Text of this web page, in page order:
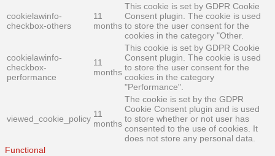
cookielawinfo-
checkbox-others
11
months
This cookie is set by GDPR Cookie
Consent plugin. The cookie is used
to store the user consent for the
cookies in the category "Other.
cookielawinfo-
checkbox-
performance
11
months
This cookie is set by GDPR Cookie
Consent plugin. The cookie is used
to store the user consent for the
cookies in the category
"Performance".
viewed_cookie_policy 11
months
The cookie is set by the GDPR
Cookie Consent plugin and is used
to store whether or not user has
consented to the use of cookies. It
does not store any personal data.
Functional